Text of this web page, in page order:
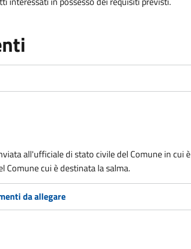
all'ufficiale di stato civile del Comune in cui è
Comune cui è destinata la salma.
da allegare